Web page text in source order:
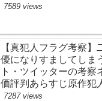
なし27分ノンストップ
7589 views
【真犯人フラグ考察】
優になりすましてしま
ト・ツイッターの考察
価評判あらすじ原作犯
伏線まとめ・山里亮太
7287 views